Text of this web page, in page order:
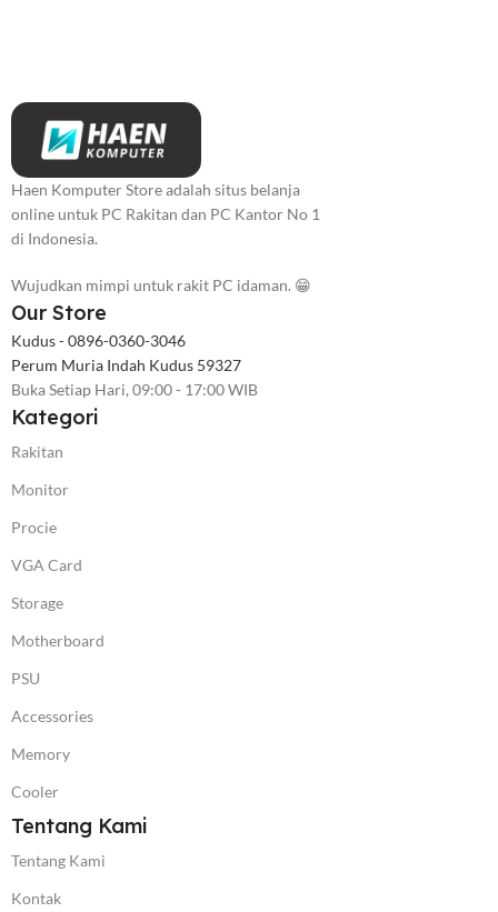
Haen Komputer Store adalah situs belanja
online untuk PC Rakitan dan PC Kantor No 1
di Indonesia.
Wujudkan mimpi untuk rakit PC idaman. 😁
Our Store
Kudus - 0896-0360-3046
Perum Muria Indah Kudus 59327
Buka Setiap Hari, 09:00 - 17:00 WIB
Kategori
Rakitan
Monitor
Procie
VGA Card
Storage
Motherboard
PSU
Accessories
Memory
Cooler
Tentang Kami
Tentang Kami
Kontak